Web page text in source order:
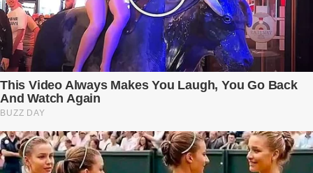
cũng dối trá và lạnh lùng. Gần đây, anh hay về muộn, thậm chí có
đêm không về. Và rồi, trong một bữa cơm tối vắng lặng, Trí ném
xuống bàn ly n...